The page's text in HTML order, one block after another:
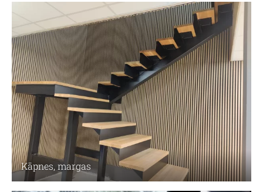
Kāpnes, margas